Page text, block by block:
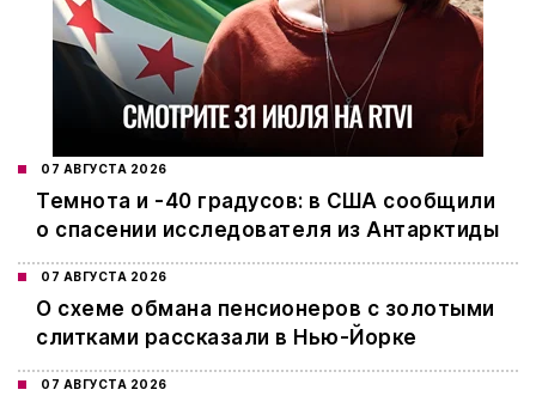
07 АВГУСТА 2026
Темнота и -40 градусов: в США сообщили
о спасении исследователя из Антарктиды
07 АВГУСТА 2026
О схеме обмана пенсионеров с золотыми
слитками рассказали в Нью-Йорке
07 АВГУСТА 2026